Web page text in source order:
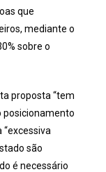
que
mediante o
sobre o
proposta “tem
posicionamento
“excessiva
são
é necessário